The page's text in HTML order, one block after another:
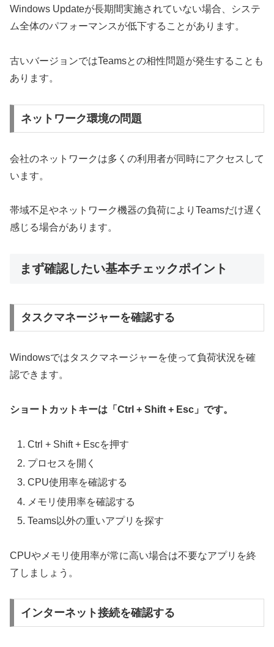
Windows Updateが長期間実施されていない場合、システ
ム全体のパフォーマンスが低下することがあります。
古いバージョンではTeamsとの相性問題が発生することも
あります。
ネットワーク環境の問題
会社のネットワークは多くの利用者が同時にアクセスして
います。
帯域不足やネットワーク機器の負荷によりTeamsだけ遅く
感じる場合があります。
まず確認したい基本チェックポイント
タスクマネージャーを確認する
Windowsではタスクマネージャーを使って負荷状況を確
認できます。
ショートカットキーは「Ctrl + Shift + Esc」です。
Ctrl + Shift + Escを押す
プロセスを開く
CPU使用率を確認する
メモリ使用率を確認する
Teams以外の重いアプリを探す
CPUやメモリ使用率が常に高い場合は不要なアプリを終
了しましょう。
インターネット接続を確認する